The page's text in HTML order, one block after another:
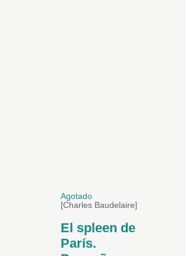
Agotado
[Charles Baudelaire]
El spleen de
París.